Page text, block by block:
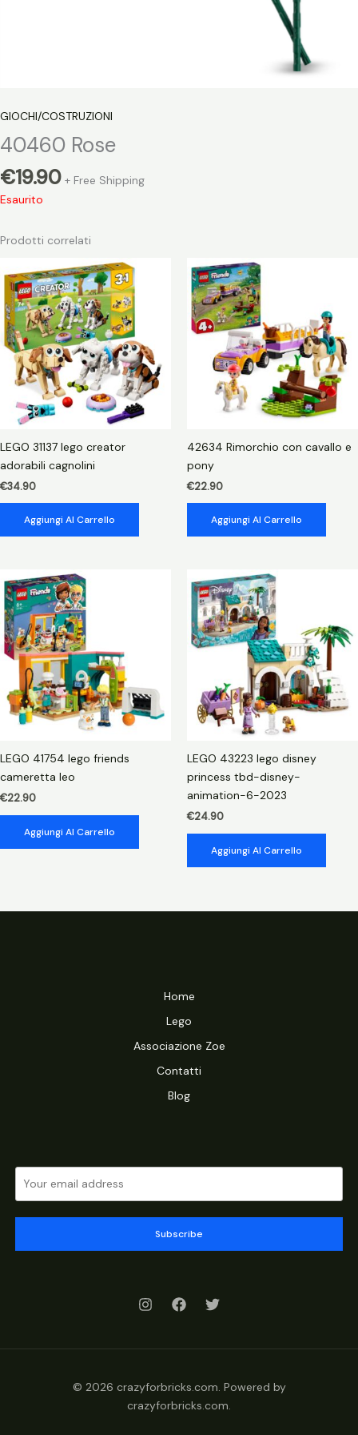
GIOCHI/COSTRUZIONI
40460 Rose
€19.90 + Free Shipping
Esaurito
Prodotti correlati
LEGO 31137 lego creator
adorabili cagnolini
€34.90
Aggiungi Al Carrello
42634 Rimorchio con cavallo e
pony
€22.90
Aggiungi Al Carrello
LEGO 41754 lego friends
cameretta leo
€22.90
Aggiungi Al Carrello
LEGO 43223 lego disney
princess tbd-disney-
animation-6-2023
€24.90
Aggiungi Al Carrello
Home
Lego
Associazione Zoe
Contatti
Blog
Subscribe
© 2026 crazyforbricks.com. Powered by
crazyforbricks.com.